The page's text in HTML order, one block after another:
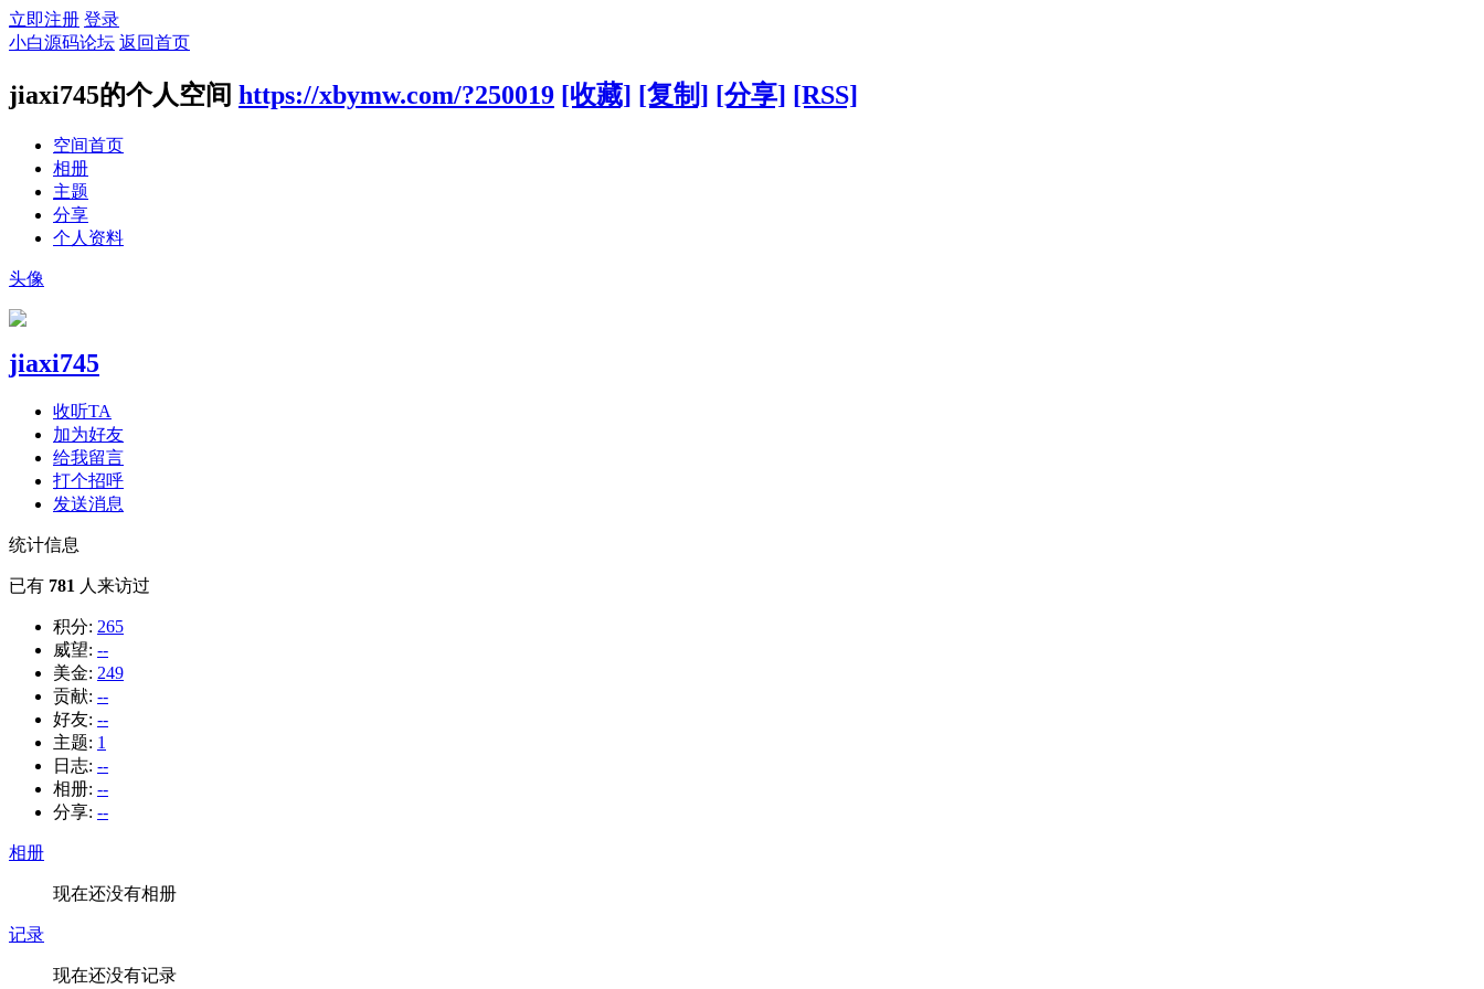
立即注册 登录
小白源码论坛 返回首页
jiaxi745的个人空间 https://xbymw.com/?250019 [收藏] [复制] [分享] [RSS]
空间首页
相册
主题
分享
个人资料
头像
jiaxi745
收听TA
加为好友
给我留言
打个招呼
发送消息
统计信息
已有 781 人来访过
积分: 265
威望: --
美金: 249
贡献: --
好友: --
主题: 1
日志: --
相册: --
分享: --
相册
现在还没有相册
记录
现在还没有记录